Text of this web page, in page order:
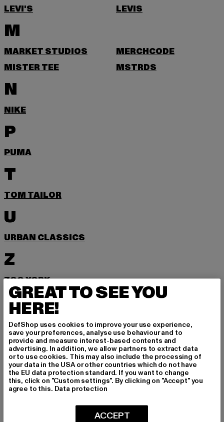
LEVI'S LEVIS
M
MARKET STUDIOS
MERCHCODE
MISTER TEE
MSTRDS
N
NIKE
P
PUMA
T
TOM TAILOR
U
URBAN CLASSICS
Z
ZOO YORK
MELDE DICH AN, UM
INSPIRIERT ZU BLEI
BEN!
Melde dich hier für unseren Newsletter an und
erhalte künftig Informationen über aktuelle Tre
nds, Angebote und Gutscheine von DefShop p
GREAT TO SEE YOU
HERE!
DefShop uses cookies to improve your use experience,
save your preferences, analyse use behaviour and to
provide and measure interest-based contents and
advertising. In addition, we allow partners to extract data
or to use cookies. This may also include the processing of
your data in the USA or other countries which do not have
the EU data protection standard. If you want to change
this, click on "Custom settings". By clicking on "Accept" you
agree to this. Data protection
ACCEPT